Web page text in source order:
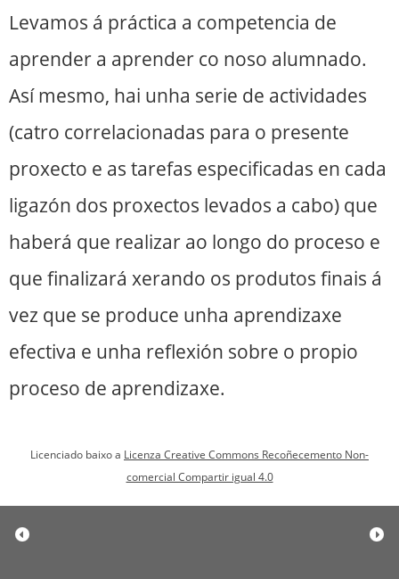
Levamos á práctica a competencia de
aprender a aprender co noso alumnado.
Así mesmo, hai unha serie de actividades
(catro correlacionadas para o presente
proxecto e as tarefas especificadas en cada
ligazón dos proxectos levados a cabo) que
haberá que realizar ao longo do proceso e
que finalizará xerando os produtos finais á
vez que se produce unha aprendizaxe
efectiva e unha reflexión sobre o propio
proceso de aprendizaxe.
Licenciado baixo a Licenza Creative Commons Recoñecemento Non-
comercial Compartir igual 4.0